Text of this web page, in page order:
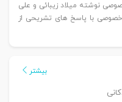
نوشته میلاد زیبائی و علی
با پاسخ های تشریحی از
بیشتر